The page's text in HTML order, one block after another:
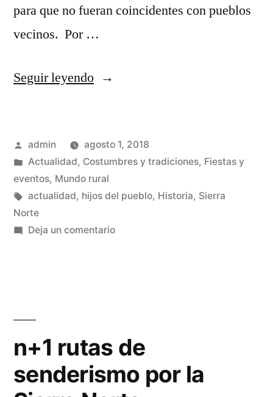
para que no fueran coincidentes con pueblos
vecinos. Por …
Seguir leyendo«Agosto
y
eventos
en
Publicado
por
admin
agosto 1, 2018
Publicado
en
Actualidad, Costumbres y tradiciones, Fiestas y
eventos, Mundo rural
Etiquetas:
actualidad, hijos del pueblo, Historia, Sierra
Norte
Deja un comentarioen
la
Norte
n+1 rutas de
senderismo por la